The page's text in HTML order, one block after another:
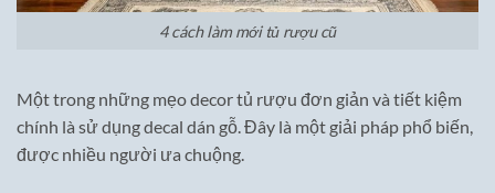
4 cách làm mới tủ rượu cũ
Một trong những mẹo decor tủ rượu đơn giản và tiết kiệm
chính là sử dụng decal dán gỗ. Đây là một giải pháp phổ biến,
được nhiều người ưa chuộng.